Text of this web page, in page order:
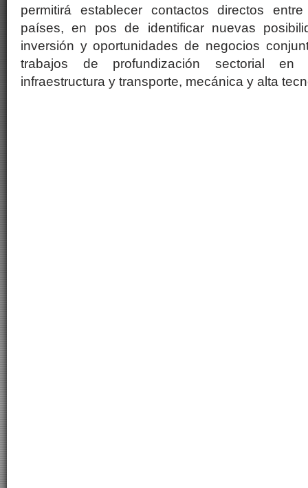
permitirá establecer contactos directos
países, en pos de identificar nuevas
inversión y oportunidades de negocios
trabajos de profundización sectorial en
infraestructura y transporte, mecánica y alta